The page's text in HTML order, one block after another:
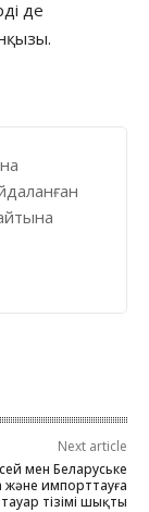
де
Next article
мен Беларуське
және импорттауға
тізімі шықты